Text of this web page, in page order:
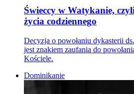
Świeccy w Watykanie,
życia codziennego
Decyzja o powołaniu dykasterii
jest znakiem zaufania do
Kościele.
Dominikanie